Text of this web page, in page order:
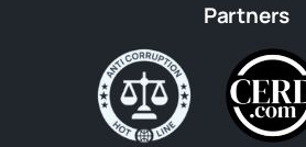
Partners